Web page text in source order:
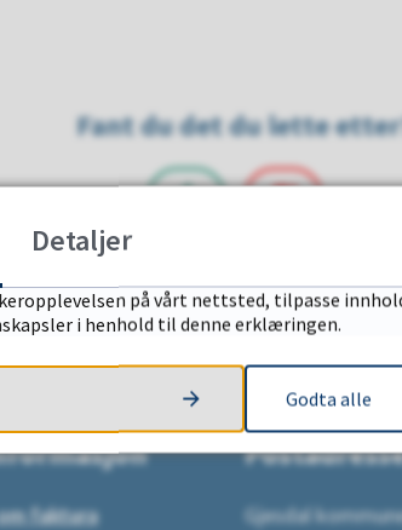
Fant du det du lette
faktura
Gjesdal
Detaljer
på vårt nettsted, tilpasse
i henhold til denne erklæringen.
Godta alle